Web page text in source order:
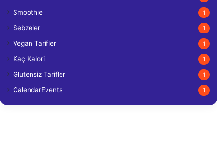
Smoothie 1
Sebzeler 1
Vegan Tarifler 1
Kaç Kalori 1
Glutensiz Tarifler 1
CalendarEvents 1